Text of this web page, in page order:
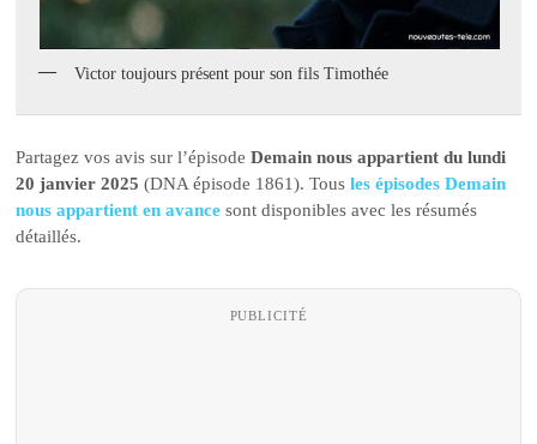
Victor toujours présent pour son fils Timothée
Partagez vos avis sur l’épisodeDemain nous appartient du lundi
20 janvier 2025 (DNA épisode 1861). Tousles épisodes Demain
nous appartient en avance sont disponibles avec les résumés
détaillés.
PUBLICITÉ